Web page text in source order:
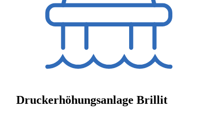
Druckerhöhungsanlage Brillit